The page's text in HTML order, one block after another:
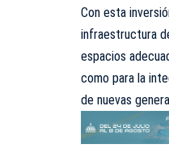
Con esta
infraestructura
espacios
como para la
de nuevas